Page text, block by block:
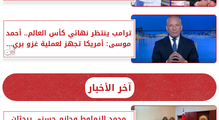
ترامب ينتظر نهائي كأس العالم.. أحمد
موسى: أمريكا تجهز لعملية غزو بري...
آخر الأخبار